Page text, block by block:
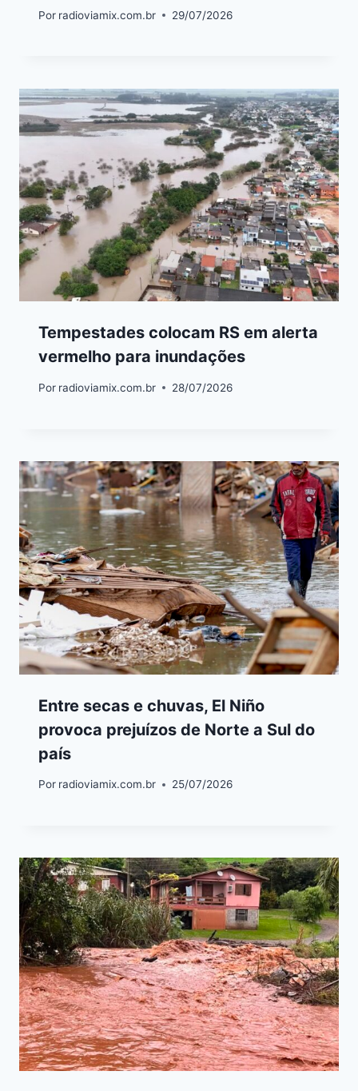
Por radioviamix.com.br 29/07/2026
Tempestades colocam RS em alerta
vermelho para inundações
Por radioviamix.com.br 28/07/2026
Entre secas e chuvas, El Niño
provoca prejuízos de Norte a Sul do
país
Por radioviamix.com.br 25/07/2026